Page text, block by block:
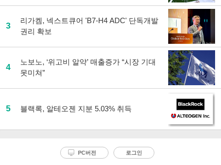
3
리가켐, 넥스트큐어 'B7-H4 ADC' 단독개발
권리 확보
4
노보노, ‘위고비 알약’ 매출증가 “시장 기대
못미쳐”
5 블랙록, 알테오젠 지분 5.03% 취득
PC버전 로그인